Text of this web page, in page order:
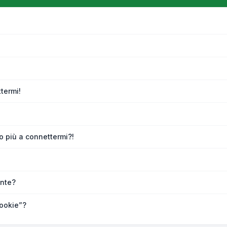
più a connettermi?!